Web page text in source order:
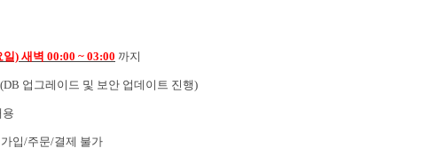
일) 새벽 00:00 ~ 03:00 까지
업그레이드 및 보안 업데이트 진행)
입/주문/결제 불가